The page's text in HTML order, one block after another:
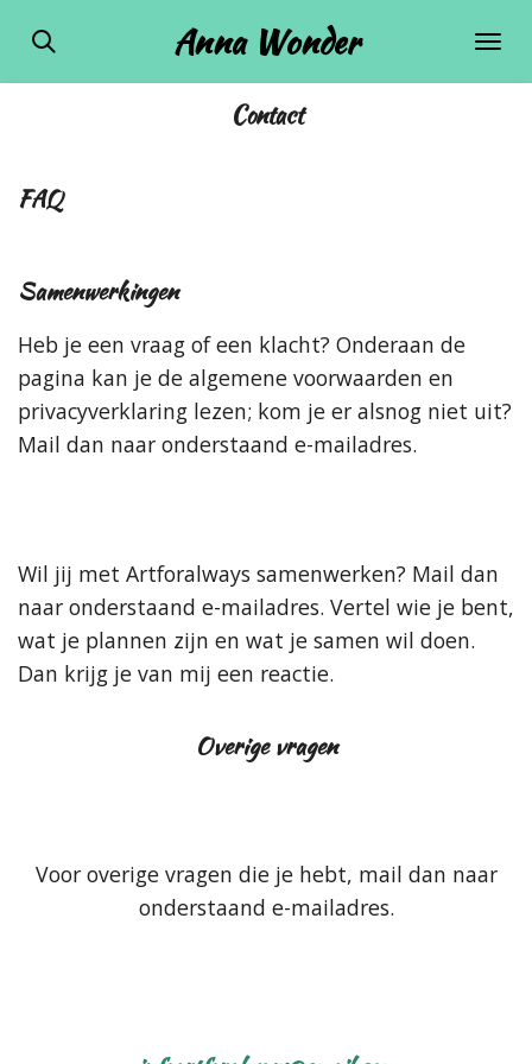
Ga
direct
Anna Wonder
Contact
FAQ
Samenwerkingen
Heb je een vraag of een klacht? Onderaan de
pagina kan je de algemene voorwaarden en
privacyverklaring lezen; kom je er alsnog niet uit?
Mail dan naar onderstaand e-mailadres.
Wil jij met Artforalways samenwerken? Mail dan
naar onderstaand e-mailadres. Vertel wie je bent,
wat je plannen zijn en wat je samen wil doen.
Dan krijg je van mij een reactie.
Overige vragen
Voor overige vragen die je hebt, mail dan naar
onderstaand e-mailadres.